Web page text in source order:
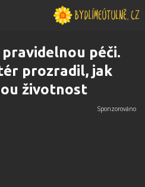
péči.
prozradil, jak
životnost